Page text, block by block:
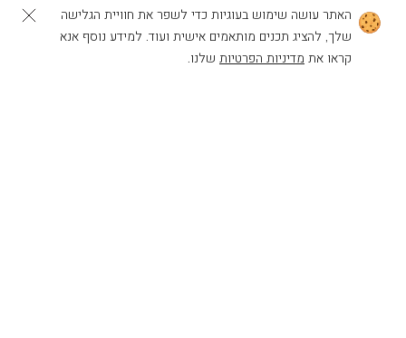
הספק מרבי 489 כ"ס / Intelligent E-AWD
מערך בטיחות – Aquila Technology
לפעולות נוספות
האתר עושה שימוש בעוגיות כדי לשפר את חוויית הגלישה
שלך, להציג תכנים מותאמים אישית ועוד. למידע נוסף אנא
קראו את מדיניות הפרטיות שלנו.